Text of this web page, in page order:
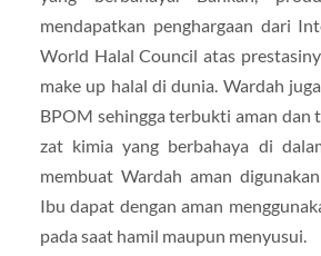
mendapatkan penghargaan dari
World Halal Council atas
make up halal di dunia. Wardah
BPOM sehingga terbukti aman dan
zat kimia yang berbahaya di
membuat Wardah aman
Ibu dapat dengan aman
pada saat hamil maupun menyusui.